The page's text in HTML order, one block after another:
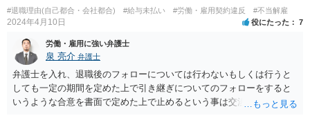
は判断が難しいと思います。 経営上整理解雇の必要がある際の場合と
は事案が異なると思われます。 【ご質問３に対して】 「協調性のな
なく解雇ちうことをされたのでしたら、反省するチャンスも与えなか
ったと評価されることになろうかと思われます。 以上、ご質問が簡略
ですので、一般論的な私見としてお答えします。 ご参考になさって下
さい。
#退職理由(自己都合・会社都合) #給与未払い #労働・雇用契約違反 #不当解雇
2024年4月10日 役にたった 7
労働・雇用に強い弁護士
泉 亮介 弁護士
弁護士を入れ、退職後のフォローについては行わないもしくは行うと
しても一定の期間を定めた上で引き継ぎについてのフォローをすると
いうような合意を書面で定めた上で止めるという事は交渉次第で可能